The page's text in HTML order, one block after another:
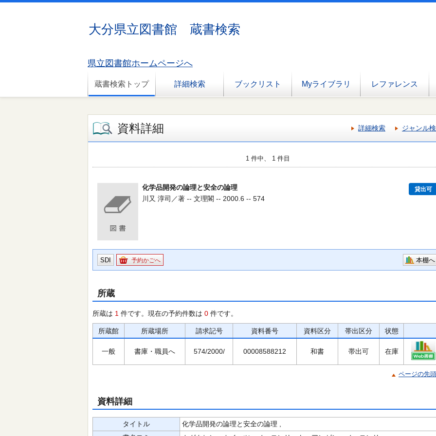
大分県立図書館 蔵書検索
県立図書館ホームページへ
蔵書検索トップ 詳細検索 ブックリスト Myライブラリ レファレンス
資料詳細 詳細検索 ジャンル
1 件中、 1 件目
化学品開発の論理と安全の論理 貸出可
川又 淳司／著 -- 文理閣 -- 2000.6 -- 574
SDI 予約かごへ 本棚へ
所蔵
所蔵は 1 件です。現在の予約件数は 0 件です。
所蔵館 所蔵場所 請求記号 資料番号 資料区分 帯出区分 状態
一般 書庫・職員へ 574/2000/ 00008588212 和書 帯出可 在庫
ページの先
資料詳細
タイトル
化学品開発の論理と安全の論理 ,